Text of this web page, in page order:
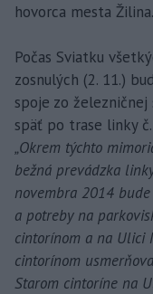
hovorca mesta Žilina.
Počas Sviatku
zosnulých (2. 11.)
spoje zo
späť po trase linky
„Okrem týchto
bežná prevádzka
novembra 2014
a potreby na
cintorínom a na Ulici
cintorínom
Starom cintoríne na